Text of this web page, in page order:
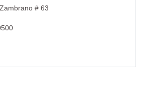
# 63